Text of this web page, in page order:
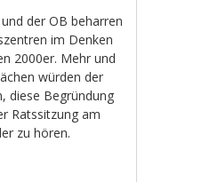
der OB beharren
im Denken
2000er. Mehr und
würden der
diese Begründung
Ratssitzung am
zu hören.